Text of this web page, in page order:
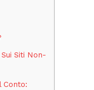
Siti Non-
Conto: